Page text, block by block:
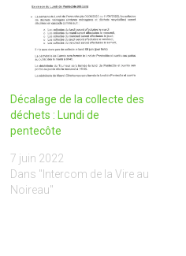
Décalage de la collecte des
déchets : Lundi de
pentecôte
7 juin 2022
Dans "Intercom de la Vire au
Noireau"